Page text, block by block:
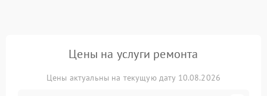
Цены на услуги ремонта
Цены актуальны на текущую дату 10.08.2026